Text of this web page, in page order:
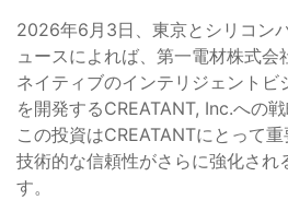
2026年6月3日、東京とシリコン
ュースによれば、第一電材株式会
ネイティブのインテリジェントビ
を開発するCREATANT, Inc.への
この投資はCREATANTにとって
技術的な信頼性がさらに強化され
す。